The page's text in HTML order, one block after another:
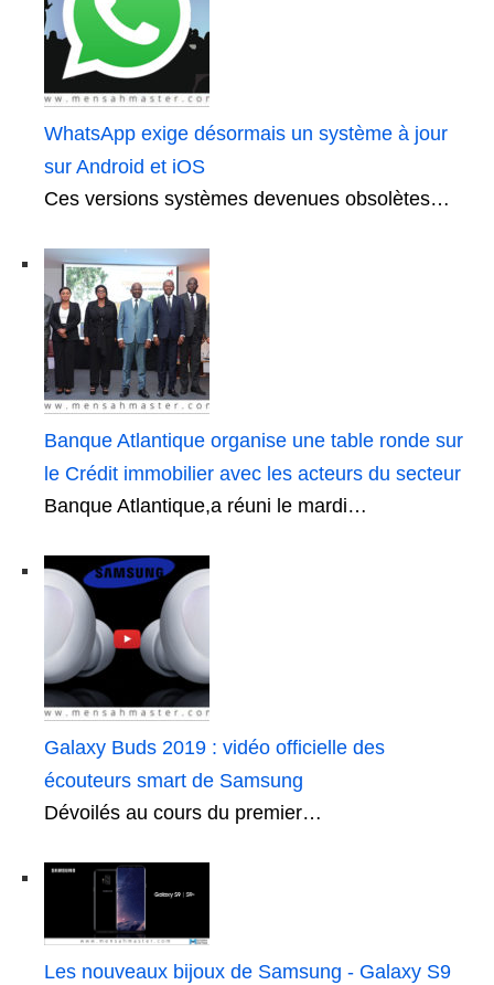
WhatsApp exige désormais un système à jour
sur Android et iOS
Ces versions systèmes devenues obsolètes…
Banque Atlantique organise une table ronde sur
le Crédit immobilier avec les acteurs du secteur
Banque Atlantique,a réuni le mardi…
Galaxy Buds 2019 : vidéo officielle des
écouteurs smart de Samsung
Dévoilés au cours du premier…
Les nouveaux bijoux de Samsung - Galaxy S9